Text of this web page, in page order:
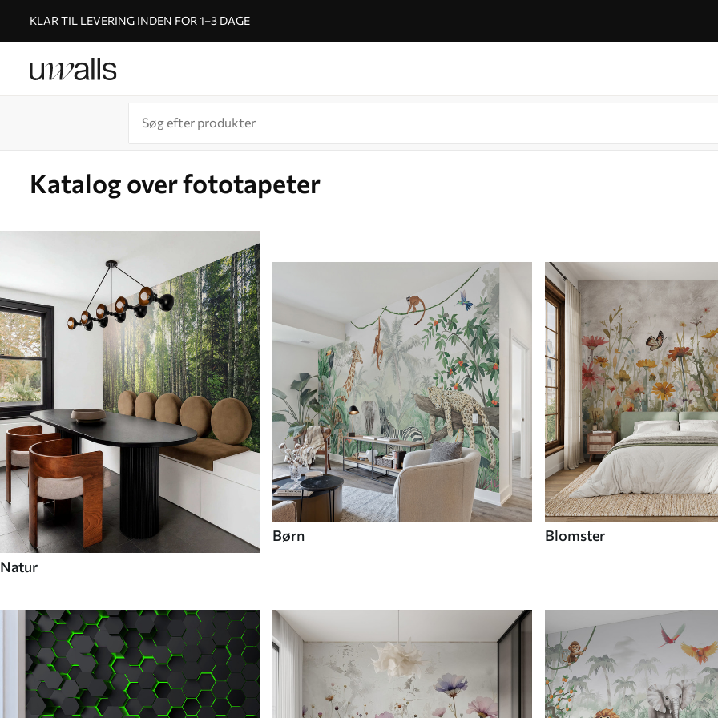
KLAR TIL LEVERING INDEN FOR 1–3 DAGE
Katalog over fototapeter
Natur
Børn Blomster